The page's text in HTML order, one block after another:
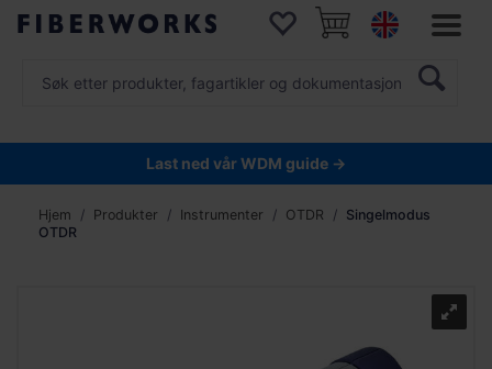
Last ned vår WDM guide →
Hjem Produkter Instrumenter OTDR
Singelmodus
OTDR